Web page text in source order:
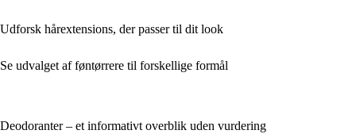
Udforsk hårextensions, der passer til dit look
Se udvalget af føntørrere til forskellige formål
Deodoranter – et informativt overblik uden vurdering